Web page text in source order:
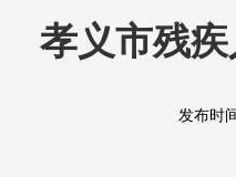
孝义市残
发布时